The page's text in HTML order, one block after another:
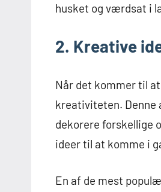
husket og værdsat i
2. Kreative
Når det kommer til
kreativiteten. Denne
dekorere forskellige
ideer til at komme i
En af de mest